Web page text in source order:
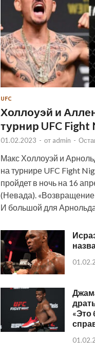
UFC
Холлоуэй и
турнир UFC Fight
01.02.2023 - от admin -
Макс Холлоуэй и
на турнире UFC Fight
пройдет в ночь на 16
(Невада). «Возвращение
И большой для